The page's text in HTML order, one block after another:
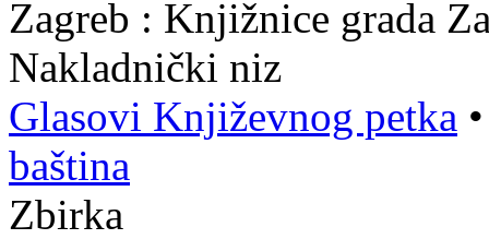
Zagreb : Knjižnice grada
Nakladnički niz
Glasovi Književnog petka
baština
Zbirka